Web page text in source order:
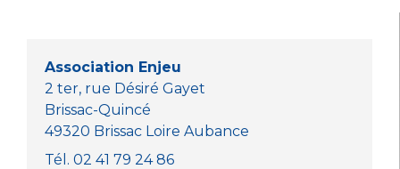
o
k
p er
Association Enjeu
2 ter, rue Désiré Gayet
Brissac-Quincé
49320 Brissac Loire Aubance
Tél. 02 41 79 24 86